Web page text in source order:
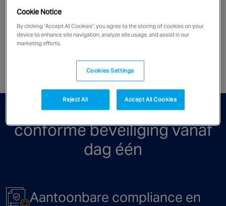
beveiligingsoplossingen.
TAPA-, BORG- en Seveso-
conforme beveiliging vanaf
dag één
Aantoonbare compliance en
Cookie Notice
By clicking “Accept All Cookies”, you agree to the storing of cookies on your
device to enhance site navigation, analyze site usage, and assist in our
marketing efforts.
Cookies Settings
Reject All Accept All Cookies